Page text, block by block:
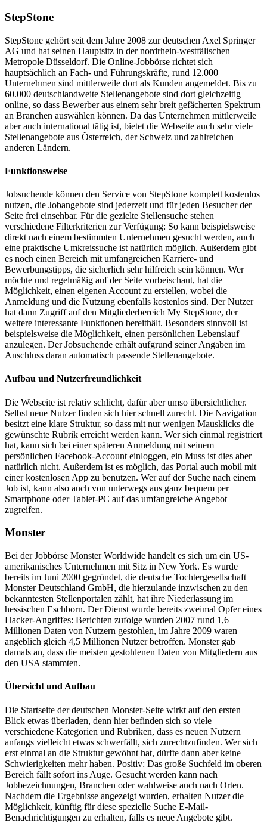
StepStone
StepStone gehört seit dem Jahre 2008 zur deutschen Axel Springer
AG und hat seinen Hauptsitz in der nordrhein-westfälischen
Metropole Düsseldorf. Die Online-Jobbörse richtet sich
hauptsächlich an Fach- und Führungskräfte, rund 12.000
Unternehmen sind mittlerweile dort als Kunden angemeldet. Bis zu
60.000 deutschlandweite Stellenangebote sind dort gleichzeitig
online, so dass Bewerber aus einem sehr breit gefächerten Spektrum
an Branchen auswählen können. Da das Unternehmen mittlerweile
aber auch international tätig ist, bietet die Webseite auch sehr viele
Stellenangebote aus Österreich, der Schweiz und zahlreichen
anderen Ländern.
Funktionsweise
Jobsuchende können den Service von StepStone komplett kostenlos
nutzen, die Jobangebote sind jederzeit und für jeden Besucher der
Seite frei einsehbar. Für die gezielte Stellensuche stehen
verschiedene Filterkriterien zur Verfügung: So kann beispielsweise
direkt nach einem bestimmten Unternehmen gesucht werden, auch
eine praktische Umkreissuche ist natürlich möglich. Außerdem gibt
es noch einen Bereich mit umfangreichen Karriere- und
Bewerbungstipps, die sicherlich sehr hilfreich sein können. Wer
möchte und regelmäßig auf der Seite vorbeischaut, hat die
Möglichkeit, einen eigenen Account zu erstellen, wobei die
Anmeldung und die Nutzung ebenfalls kostenlos sind. Der Nutzer
hat dann Zugriff auf den Mitgliederbereich My StepStone, der
weitere interessante Funktionen bereithält. Besonders sinnvoll ist
beispielsweise die Möglichkeit, einen persönlichen Lebenslauf
anzulegen. Der Jobsuchende erhält aufgrund seiner Angaben im
Anschluss daran automatisch passende Stellenangebote.
Aufbau und Nutzerfreundlichkeit
Die Webseite ist relativ schlicht, dafür aber umso übersichtlicher.
Selbst neue Nutzer finden sich hier schnell zurecht. Die Navigation
besitzt eine klare Struktur, so dass mit nur wenigen Mausklicks die
gewünschte Rubrik erreicht werden kann. Wer sich einmal registriert
hat, kann sich bei einer späteren Anmeldung mit seinem
persönlichen Facebook-Account einloggen, ein Muss ist dies aber
natürlich nicht. Außerdem ist es möglich, das Portal auch mobil mit
einer kostenlosen App zu benutzen. Wer auf der Suche nach einem
Job ist, kann also auch von unterwegs aus ganz bequem per
Smartphone oder Tablet-PC auf das umfangreiche Angebot
zugreifen.
Monster
Bei der Jobbörse Monster Worldwide handelt es sich um ein US-
amerikanisches Unternehmen mit Sitz in New York. Es wurde
bereits im Juni 2000 gegründet, die deutsche Tochtergesellschaft
Monster Deutschland GmbH, die hierzulande inzwischen zu den
bekanntesten Stellenportalen zählt, hat ihre Niederlassung im
hessischen Eschborn. Der Dienst wurde bereits zweimal Opfer eines
Hacker-Angriffes: Berichten zufolge wurden 2007 rund 1,6
Millionen Daten von Nutzern gestohlen, im Jahre 2009 waren
angeblich gleich 4,5 Millionen Nutzer betroffen. Monster gab
damals an, dass die meisten gestohlenen Daten von Mitgliedern aus
den USA stammten.
Übersicht und Aufbau
Die Startseite der deutschen Monster-Seite wirkt auf den ersten
Blick etwas überladen, denn hier befinden sich so viele
verschiedene Kategorien und Rubriken, dass es neuen Nutzern
anfangs vielleicht etwas schwerfällt, sich zurechtzufinden. Wer sich
erst einmal an die Struktur gewöhnt hat, dürfte dann aber keine
Schwierigkeiten mehr haben. Positiv: Das große Suchfeld im oberen
Bereich fällt sofort ins Auge. Gesucht werden kann nach
Jobbezeichnungen, Branchen oder wahlweise auch nach Orten.
Nachdem die Ergebnisse angezeigt wurden, erhalten Nutzer die
Möglichkeit, künftig für diese spezielle Suche E-Mail-
Benachrichtigungen zu erhalten, falls es neue Angebote gibt.